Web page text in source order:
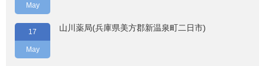
May
17
May
山川薬局(兵庫県美方郡新温泉町二日市)